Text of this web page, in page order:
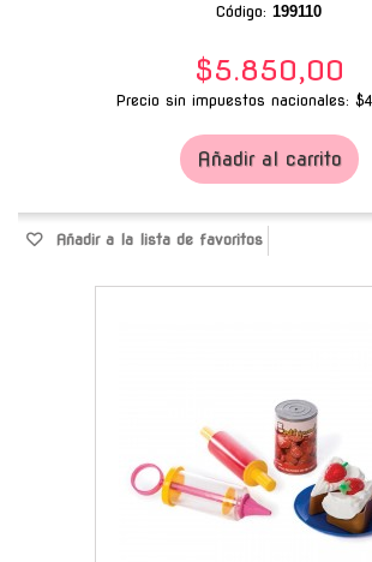
Código: 199110
$5.850,00
Precio sin impuestos nacionales:
Añadir al carrito
Añadir a la lista de favoritos